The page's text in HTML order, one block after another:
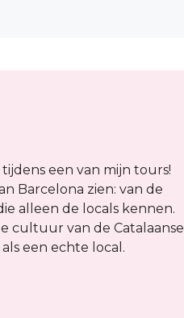
een van mijn tours!
Barcelona zien: van de
alleen de locals kennen.
cultuur van de Catalaanse
een echte local.